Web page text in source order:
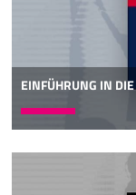
EINFÜHRUNG IN